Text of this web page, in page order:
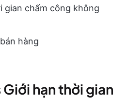
gian chấm công không
hàng
hạn thời gian